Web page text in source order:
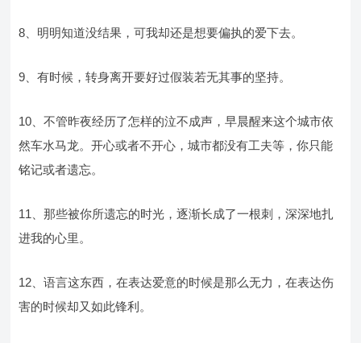
8、明明知道没结果，可我却还是想要偏执的爱下去。
9、有时候，转身离开要好过假装若无其事的坚持。
10、不管昨夜经历了怎样的泣不成声，早晨醒来这个城市依
然车水马龙。开心或者不开心，城市都没有工夫等，你只能
铭记或者遗忘。
11、那些被你所遗忘的时光，逐渐长成了一根刺，深深地扎
进我的心里。
12、语言这东西，在表达爱意的时候是那么无力，在表达伤
害的时候却又如此锋利。